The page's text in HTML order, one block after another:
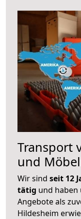
Transport
und
Wir sind seit 12
tätig und
Angebote als
Hildesheim